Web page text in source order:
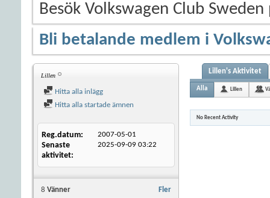
Besök Volkswagen Club
Bli betalande medlem i
Lillen
Hitta alla inlägg
Hitta alla startade ämnen
Reg.datum 2007-05-01
Senaste
aktivitet
2025-09-09 03:22
Fler
8 Vänner
Lillen's Aktivitet
Alla Lillen
No Recent Activity